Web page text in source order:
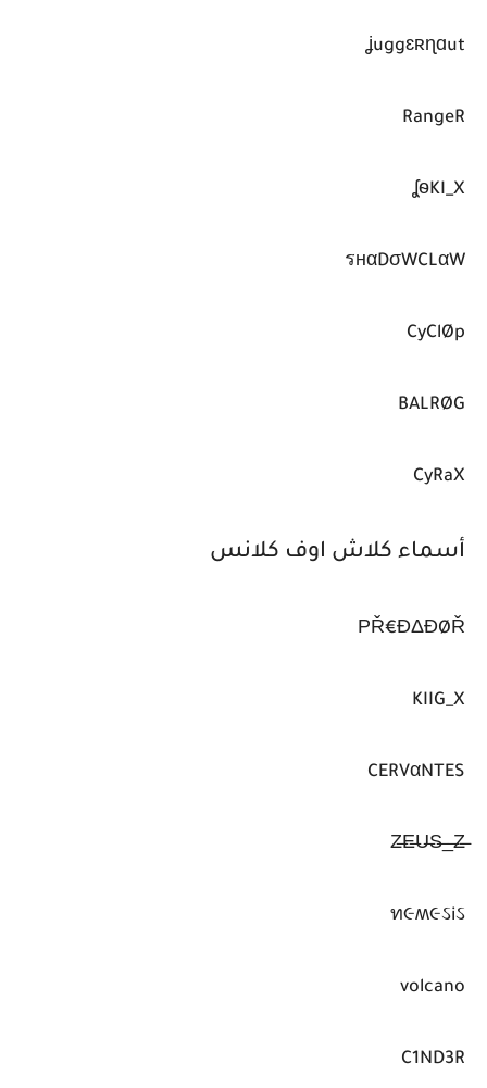
ʝuggɛʀɳɑut
RangeR
ʆѳKI_X
รнαDσWCLαW
CyClØp
BALRØG
CyRaX
أسماء كلاش اوف كلانس
РŘ€ĐΔĐØŘ
KIIG_X
CERVαNTES
ท૯ʍ૯ઽiઽ
volcano
C1ND3R